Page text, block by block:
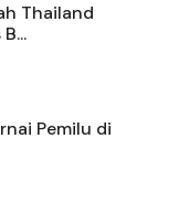
Thailand
Pemilu di